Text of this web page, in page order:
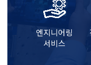
엔지니어링
서비스